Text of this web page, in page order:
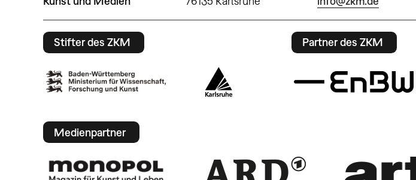
Stifter des ZKM Partner des ZKM
Medienpartner